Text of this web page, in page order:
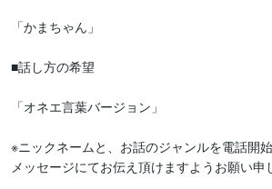
「かまちゃん」
■話し方の希望
「オネエ言葉バージョン」
※ニックネームと、お話のジャンルを電話開
メッセージにてお伝え頂けますようお願い申